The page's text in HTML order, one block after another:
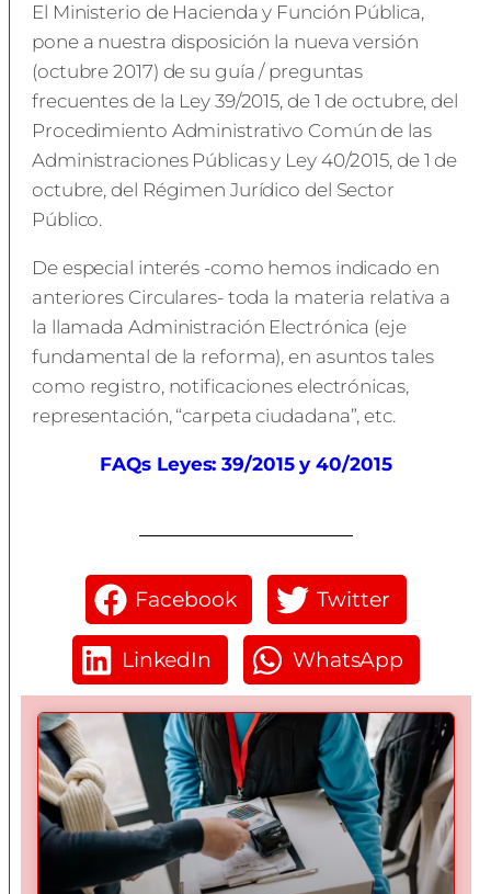
El Ministerio de Hacienda y Función Pública,
pone a nuestra disposición la nueva versión
(octubre 2017) de su guía / preguntas
frecuentes de la Ley 39/2015, de 1 de octubre, del
Procedimiento Administrativo Común de las
Administraciones Públicas y Ley 40/2015, de 1 de
octubre, del Régimen Jurídico del Sector
Público.
De especial interés -como hemos indicado en
anteriores Circulares- toda la materia relativa a
la llamada Administración Electrónica (eje
fundamental de la reforma), en asuntos tales
como registro, notificaciones electrónicas,
representación, “carpeta ciudadana”, etc.
FAQs Leyes: 39/2015 y 40/2015
Facebook Twitter
LinkedIn WhatsApp